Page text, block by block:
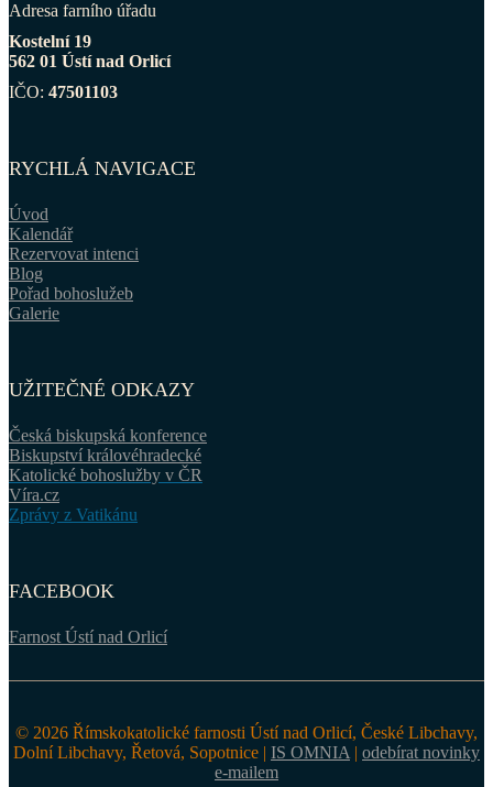
Adresa farního úřadu
Kostelní 19
562 01 Ústí nad Orlicí
IČO: 47501103
RYCHLÁ NAVIGACE
Úvod
Kalendář
Rezervovat intenci
Blog
Pořad bohoslužeb
Galerie
UŽITEČNÉ ODKAZY
Česká biskupská konference
Biskupství královéhradecké
Katolické bohoslužby v ČR
Víra.cz
Zprávy z Vatikánu
FACEBOOK
Farnost Ústí nad Orlicí
© 2026 Římskokatolické farnosti Ústí nad Orlicí, České Libchavy,
Dolní Libchavy, Řetová, Sopotnice | IS OMNIA | odebírat novinky
e-mailem